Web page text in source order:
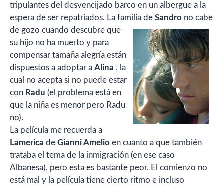
tripulantes del desvencijado barco en un albergue a la
espera de ser repatriados. La familia de Sandro no cabe
de gozo cuando descubre que
su hijo no ha muerto y para
compensar tamaña alegría están
dispuestos a adoptar a Alina , la
cual no acepta si no puede estar
con Radu (el problema está en
que la niña es menor pero Radu
no).
La película me recuerda a
Lamerica de Gianni Amelio en cuanto a que también
trataba el tema de la inmigración (en ese caso
Albanesa), pero esta es bastante peor. El comienzo no
está mal y la película tiene cierto ritmo e incluso